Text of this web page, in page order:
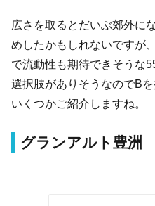
広さを取るとだいぶ郊外に
めしたかもしれないですが
で流動性も期待できそうな
選択肢がありそうなのでBを
いくつかご紹介しますね。
グランアルト豊